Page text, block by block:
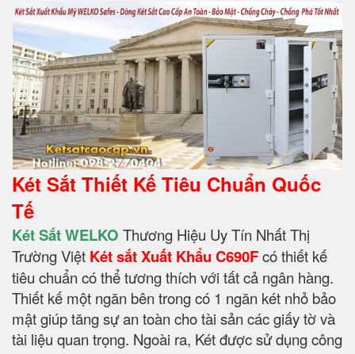
Két Sắt Thiết Kế Tiêu Chuẩn Quốc
Tế
Két Sắt WELKO Thương Hiệu Uy Tín Nhất Thị
Trường Việt Két sắt Xuất Khẩu C690Fcó thiết kế
tiêu chuẩn có thể tương thích với tất cả ngân hàng.
Thiết kế một ngăn bên trong có 1 ngăn két nhỏ bảo
mật giúp tăng sự an toàn cho tài sản các giấy tờ và
tài liệu quan trọng. Ngoài ra, Két được sử dụng công